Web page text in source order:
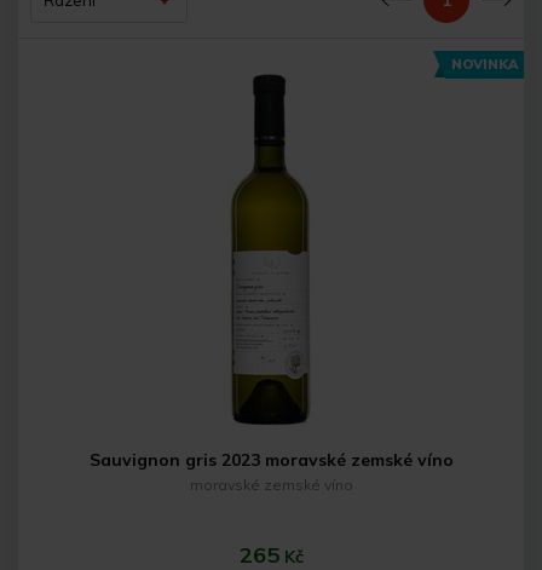
Předchozí
Sauvignon gris 2023 moravské zemské víno
moravské zemské víno
265 Kč
NOVINKA